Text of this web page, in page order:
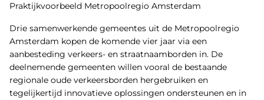
Praktijkvoorbeeld Metropoolregio Amsterdam
Drie samenwerkende gemeentes uit de Metropoolregio
Amsterdam kopen de komende vier jaar via een
aanbesteding verkeers- en straatnaamborden in. De
deelnemende gemeenten willen vooral de bestaande
regionale oude verkeersborden hergebruiken en
tegelijkertijd innovatieve oplossingen ondersteunen en in